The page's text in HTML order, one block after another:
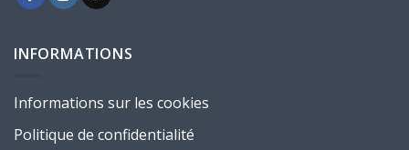
INFORMATIONS
Informations sur les cookies
Politique de confidentialité